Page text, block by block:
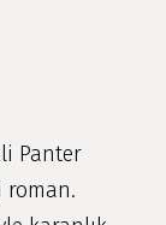
Panter
roman.